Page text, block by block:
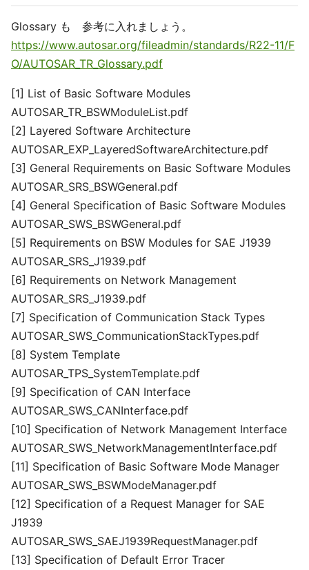
Glossary も 参考に入れましょう。
https://www.autosar.org/fileadmin/standards/R22-11/F
O/AUTOSAR_TR_Glossary.pdf
[1] List of Basic Software Modules
AUTOSAR_TR_BSWModuleList.pdf
[2] Layered Software Architecture
AUTOSAR_EXP_LayeredSoftwareArchitecture.pdf
[3] General Requirements on Basic Software Modules
AUTOSAR_SRS_BSWGeneral.pdf
[4] General Specification of Basic Software Modules
AUTOSAR_SWS_BSWGeneral.pdf
[5] Requirements on BSW Modules for SAE J1939
AUTOSAR_SRS_J1939.pdf
[6] Requirements on Network Management
AUTOSAR_SRS_J1939.pdf
[7] Specification of Communication Stack Types
AUTOSAR_SWS_CommunicationStackTypes.pdf
[8] System Template
AUTOSAR_TPS_SystemTemplate.pdf
[9] Specification of CAN Interface
AUTOSAR_SWS_CANInterface.pdf
[10] Specification of Network Management Interface
AUTOSAR_SWS_NetworkManagementInterface.pdf
[11] Specification of Basic Software Mode Manager
AUTOSAR_SWS_BSWModeManager.pdf
[12] Specification of a Request Manager for SAE
J1939
AUTOSAR_SWS_SAEJ1939RequestManager.pdf
[13] Specification of Default Error Tracer